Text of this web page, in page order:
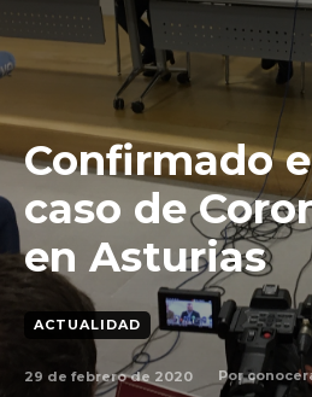
Confirmado
caso de
en Asturias
ACTUALIDAD
29 de febrero de 2020 Por